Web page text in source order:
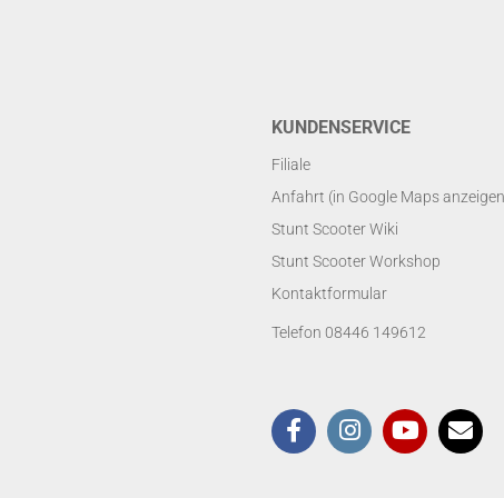
KUNDENSERVICE
Filiale
Anfahrt (in Google Maps
Stunt Scooter Wiki
Stunt Scooter Workshop
Kontaktformular
Telefon 08446 149612